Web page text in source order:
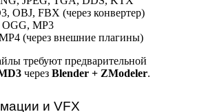
OBJ, FBX (через конвертер)
OGG, MP3
(через внешние плагины)
требуют предварительной
через Blender + ZModeler.
и VFX